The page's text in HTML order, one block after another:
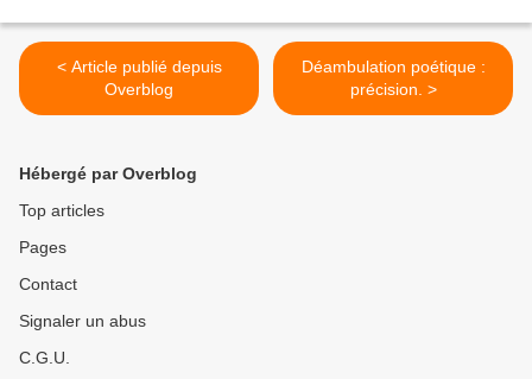
< Article publié depuis
Overblog
Déambulation poétique :
précision. >
Hébergé par Overblog
Top articles
Pages
Contact
Signaler un abus
C.G.U.